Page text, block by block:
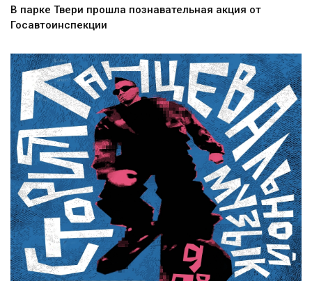
В парке Твери прошла познавательная акция от
Госавтоинспекции